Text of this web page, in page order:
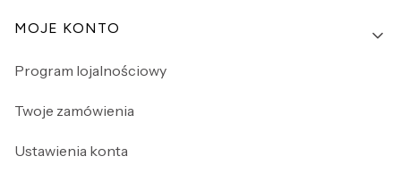
Linki w stopce
MOJE KONTO
Program lojalnościowy
Twoje zamówienia
Ustawienia konta